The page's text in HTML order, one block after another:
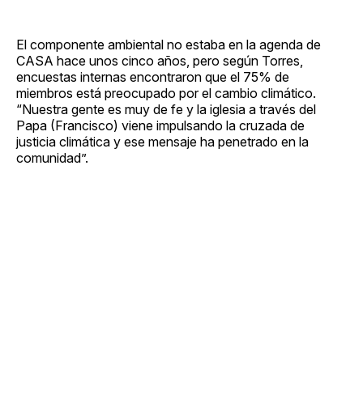
El componente ambiental no estaba en la agenda de
CASA hace unos cinco años, pero según Torres,
encuestas internas encontraron que el 75% de
miembros está preocupado por el cambio climático.
“Nuestra gente es muy de fe y la iglesia a través del
Papa (Francisco) viene impulsando la cruzada de
justicia climática y ese mensaje ha penetrado en la
comunidad”.